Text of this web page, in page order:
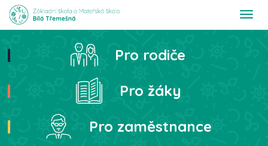
T
Hledat
Pro rodiče
Pro žáky
Pro zaměstnance